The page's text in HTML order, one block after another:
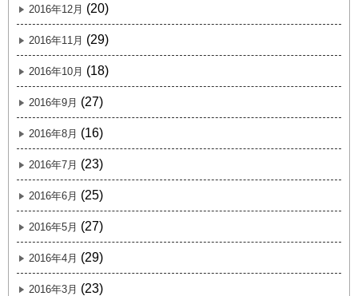
2016年12月 (20)
2016年11月 (29)
2016年10月 (18)
2016年9月 (27)
2016年8月 (16)
2016年7月 (23)
2016年6月 (25)
2016年5月 (27)
2016年4月 (29)
2016年3月 (23)